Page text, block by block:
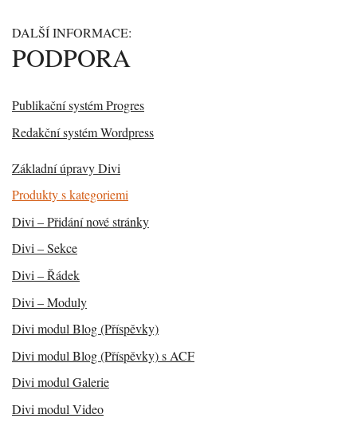
DALŠÍ INFORMACE:
PODPORA
Publikační systém Progres
Redakční systém Wordpress
Základní úpravy Divi
Produkty s kategoriemi
Divi – Přidání nové stránky
Divi – Sekce
Divi – Řádek
Divi – Moduly
Divi modul Blog (Příspěvky)
Divi modul Blog (Příspěvky) s ACF
Divi modul Galerie
Divi modul Video